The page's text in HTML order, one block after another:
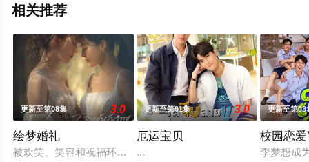
相关推荐
更新至第08集 3.0
绘梦婚礼
被欢笑、笑容和祝福环绕的婚礼仅仅是爱情生活的起点。未来还
更新至第01集 3.0
厄运宝贝
...
更新至第03
校园恋
李梦想成